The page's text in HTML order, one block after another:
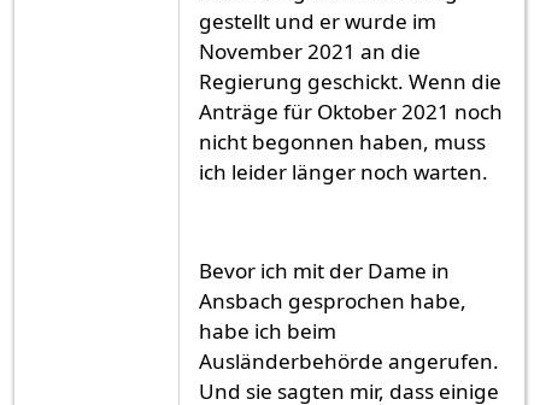
gestellt und er wurde im
November 2021 an die
Regierung geschickt. Wenn die
Anträge für Oktober 2021 noch
nicht begonnen haben, muss
ich leider länger noch warten.
Bevor ich mit der Dame in
Ansbach gesprochen habe,
habe ich beim
Ausländerbehörde angerufen.
Und sie sagten mir, dass einige